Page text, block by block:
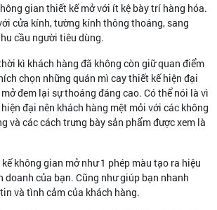
gian thiết kế mở với ít kệ bày trí hàng hóa.
cửa kính, tường kính thông thoáng, sang
cầu người tiêu dùng.
kì khách hàng đã không còn giữ quan điểm
chọn những quán mì cay thiết kế hiện đại
đem lại sự thoáng đáng cao. Có thể nói là vì
đại nên khách hàng mệt mỏi với các không
và các cách trưng bày sản phẩm được xem là
không gian mở như 1 phép màu tạo ra hiệu
doanh của bạn. Cũng như giúp bạn nhanh
và tình cảm của khách hàng.